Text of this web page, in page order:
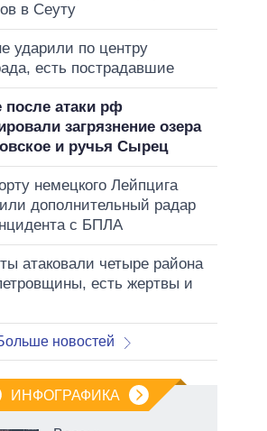
в Сеуту
ударили по центру
есть пострадавшие
после атаки рф
загрязнение озера
и ручья Сырец
немецкого Лейпцига
дополнительный радар
с БПЛА
атаковали четыре района
есть жертвы и
новостей
ИНФОГРАФИКА